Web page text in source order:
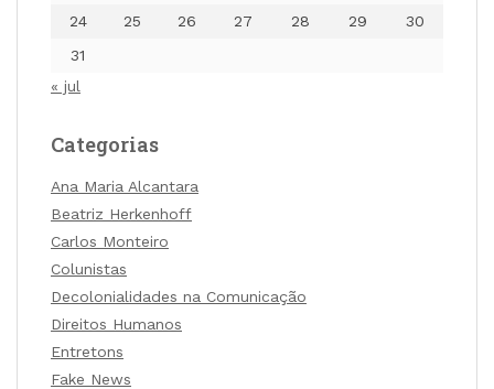
24
25 26 27 28 29
30
31
« jul
Categorias
Ana Maria Alcantara
Beatriz Herkenhoff
Carlos Monteiro
Colunistas
Decolonialidades na Comunicação
Direitos Humanos
Entretons
Fake News